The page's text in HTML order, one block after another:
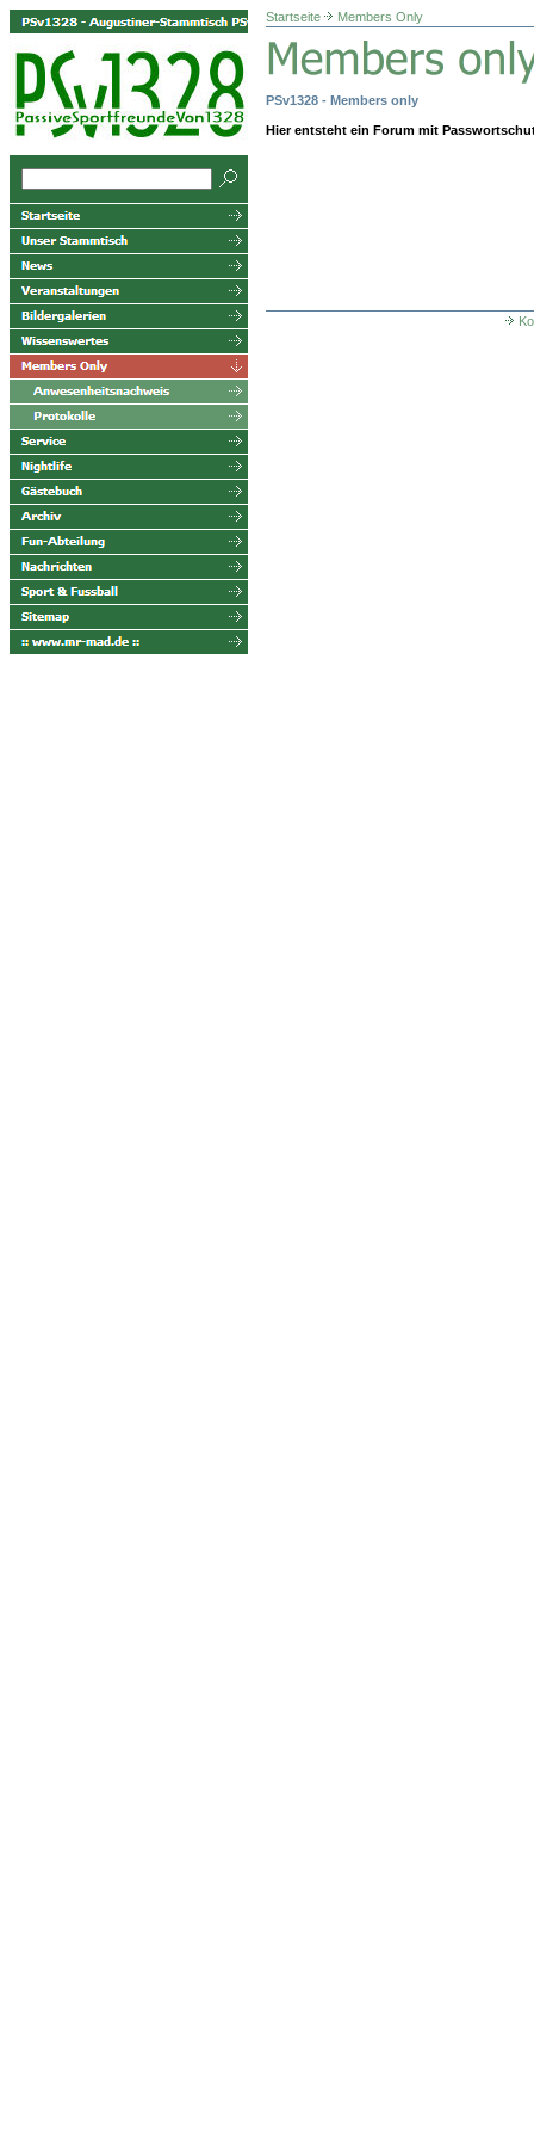
Startseite Members Only
PSv1328 - Members only
Hier entsteht ein Forum mit